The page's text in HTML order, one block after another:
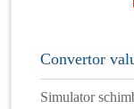
Convertor
Simulator